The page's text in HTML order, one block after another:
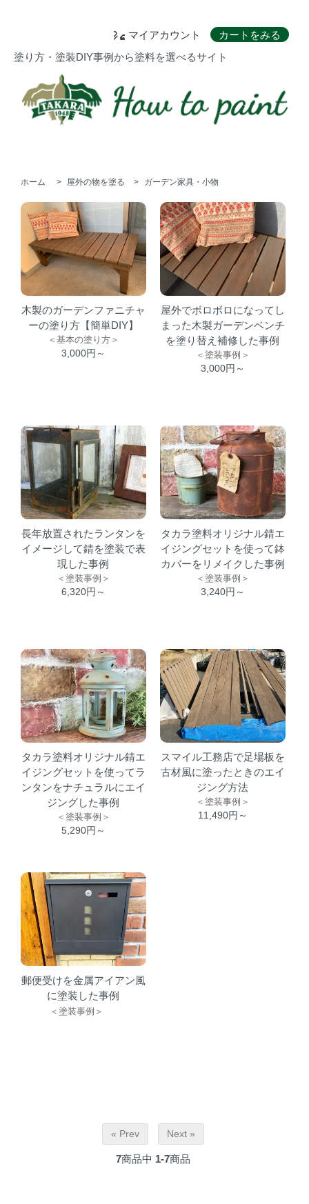
マイアカウント
カートをみる
塗り方・塗装DIY事例から塗料を選べるサイト
ホーム > 屋外の物を塗る > ガーデン家具・小物
木製のガーデンファニチャ
ーの塗り方【簡単DIY】
＜基本の塗り方＞
3,000円～
屋外でボロボロになってし
まった木製ガーデンベンチ
を塗り替え補修した事例
＜塗装事例＞
3,000円～
長年放置されたランタンを
イメージして錆を塗装で表
現した事例
＜塗装事例＞
6,320円～
タカラ塗料オリジナル錆エ
イジングセットを使って鉢
カバーをリメイクした事例
＜塗装事例＞
3,240円～
タカラ塗料オリジナル錆エ
イジングセットを使ってラ
ンタンをナチュラルにエイ
ジングした事例
＜塗装事例＞
5,290円～
スマイル工務店で足場板を
古材風に塗ったときのエイ
ジング方法
＜塗装事例＞
11,490円～
郵便受けを金属アイアン風
に塗装した事例
＜塗装事例＞
« Prev Next »
7商品中 1-7商品